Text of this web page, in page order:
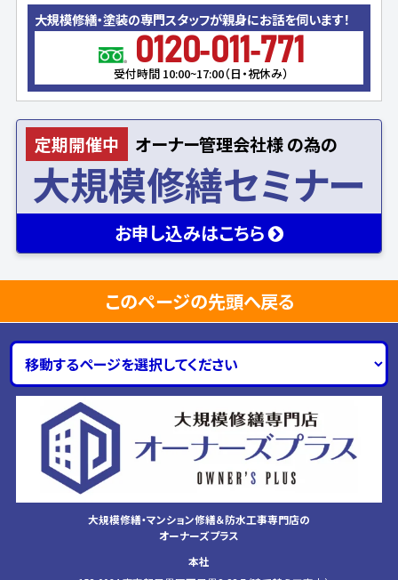
大規模修繕・塗装の専門スタッフが親身にお話を伺います！
0120-011-771
受付時間 10:00~17:00（日・祝休み）
定期開催中 オーナー管理会社様の為の
大規模修繕セミナー
お申し込みはこちら
このページの先頭へ戻る
大規模修繕・マンション修繕＆防水工事専門店の
オーナーズプラス
本社